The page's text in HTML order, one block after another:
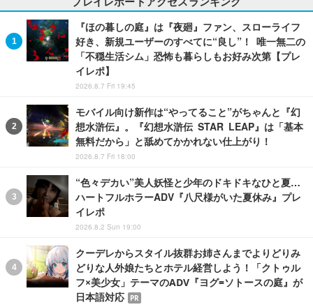
『ほの暮しの庭』は『夜廻』ファン、スローライフ
好き、新規ユーザーのすべてに“良し”！ 唯一無二の
「不穏生活シム」恐怖も暮らしもお好み次第【プレ
イレポ】
2026.8.7 Fri 19:45
モバイル向け新作は“やってること”がちゃんと『幻
想水滸伝』。『幻想水滸伝 STAR LEAP』は「基本
無料だから」と舐めてかかれない仕上がり！
2026.8.7 Fri 18:00
“色々デカい”美人妖怪と少年のドキドキなひと夏…
ハートフルホラーADV『八尺様がいた夏休み』プレ
イレポ
2026.8.2 Sun 19:00
クーデレからスタイル抜群お姉さんまでよりどりみ
どりな人外娘たちとホテル経営しよう！「クトゥル
フ×美少女」テーマのADV『ヨグ=ソトースの庭』が
日本語対応
PR